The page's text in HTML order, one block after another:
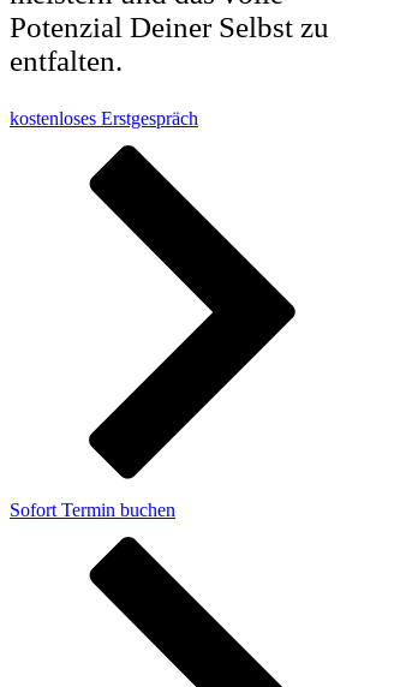
Potenzial Deiner Selbst zu
entfalten.
kostenloses Erstgespräch
Sofort Termin buchen